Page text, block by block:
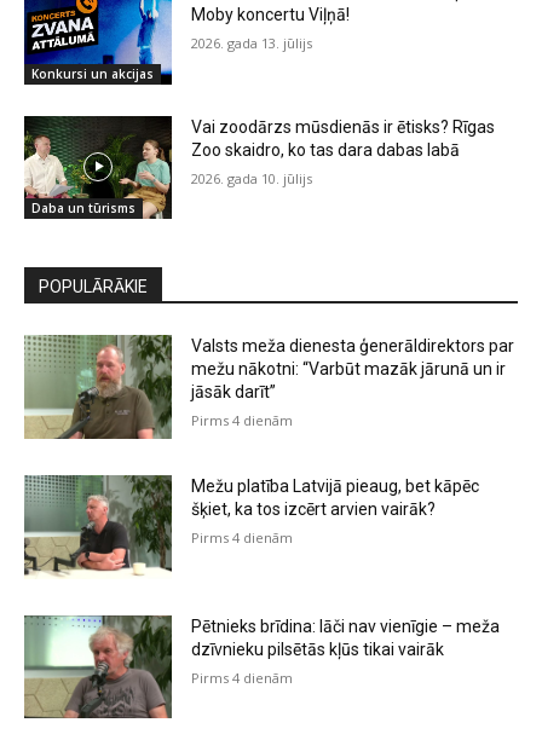
Konkursi un akcijas
Moby koncertu Viļņā!
2026. gada 13. jūlijs
Daba un tūrisms
Vai zoodārzs mūsdienās ir ētisks? Rīgas
Zoo skaidro, ko tas dara dabas labā
2026. gada 10. jūlijs
POPULĀRĀKIE
Valsts meža dienesta ģenerāldirektors par
mežu nākotni: “Varbūt mazāk jārunā un ir
jāsāk darīt”
Pirms 4 dienām
Mežu platība Latvijā pieaug, bet kāpēc
šķiet, ka tos izcērt arvien vairāk?
Pirms 4 dienām
Pētnieks brīdina: lāči nav vienīgie – meža
dzīvnieku pilsētās kļūs tikai vairāk
Pirms 4 dienām